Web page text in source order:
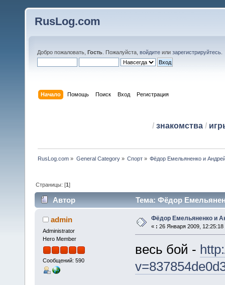
RusLog.com
Добро пожаловать, Гость . Пожалуйста, войдите или зарегистрируйтесь
Начало Помощь Поиск Вход Регистрация
/ знакомства/
RusLog.com » General Category» Спорт» Фёдор Емельяненко и
Страницы: [1]
Автор Тема: Фёдор
admin
Administrator
Hero Member
Сообщений: 590
Фёдор Емельяненко и
« : 26 Января 2009, 12:25:18
весь бой -